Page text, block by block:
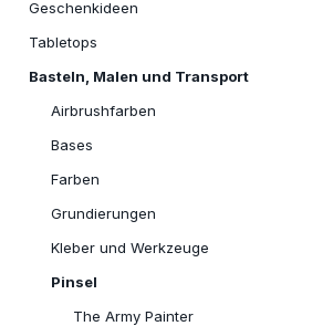
Geschenkideen
Tabletops
Basteln, Malen und Transport
Airbrushfarben
Bases
Farben
Grundierungen
Kleber und Werkzeuge
Pinsel
The Army Painter